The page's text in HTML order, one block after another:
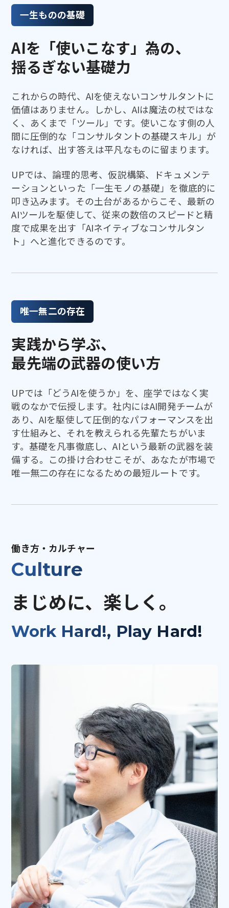
一生ものの基礎
AIを「使いこなす」為の、
揺るぎない基礎力
これからの時代、AIを使えないコンサルタントに
価値はありません。しかし、AIは魔法の杖ではな
く、あくまで「ツール」です。使いこなす側の人
間に圧倒的な「コンサルタントの基礎スキル」が
なければ、出す答えは平凡なものに留まります。
UPでは、論理的思考、仮説構築、ドキュメンテ
ーションといった「一生モノの基礎」を徹底的に
叩き込みます。その土台があるからこそ、最新の
AIツールを駆使して、従来の数倍のスピードと精
度で成果を出す「AIネイティブなコンサルタン
ト」へと進化できるのです。
唯一無二の存在
実践から学ぶ、
最先端の武器の使い方
UPでは「どうAIを使うか」を、座学ではなく実
戦のなかで伝授します。社内にはAI開発チームが
あり、AIを駆使して圧倒的なパフォーマンスを出
す仕組みと、それを教えられる先輩たちがいま
す。基礎を凡事徹底し、AIという最新の武器を装
備する。この掛け合わせこそが、あなたが市場で
唯一無二の存在になるための最短ルートです。
働き方・カルチャー
Culture
まじめに、楽しく。
Work Hard!, Play Hard!